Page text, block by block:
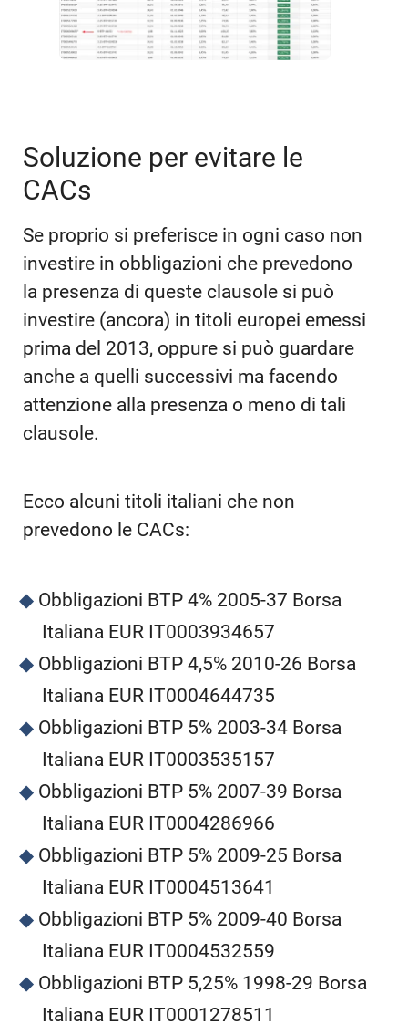
Soluzione per evitare le
CACs
Se proprio si preferisce in ogni caso non
investire in obbligazioni che prevedono
la presenza di queste clausole si può
investire (ancora) in titoli europei emessi
prima del 2013, oppure si può guardare
anche a quelli successivi ma facendo
attenzione alla presenza o meno di tali
clausole.
Ecco alcuni titoli italiani che non
prevedono le CACs:
Obbligazioni BTP 4% 2005-37 Borsa
Italiana EUR IT0003934657
Obbligazioni BTP 4,5% 2010-26 Borsa
Italiana EUR IT0004644735
Obbligazioni BTP 5% 2003-34 Borsa
Italiana EUR IT0003535157
Obbligazioni BTP 5% 2007-39 Borsa
Italiana EUR IT0004286966
Obbligazioni BTP 5% 2009-25 Borsa
Italiana EUR IT0004513641
Obbligazioni BTP 5% 2009-40 Borsa
Italiana EUR IT0004532559
Obbligazioni BTP 5,25% 1998-29 Borsa
Italiana EUR IT0001278511